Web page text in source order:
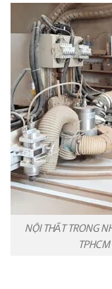
NỘI THẤT TRONG